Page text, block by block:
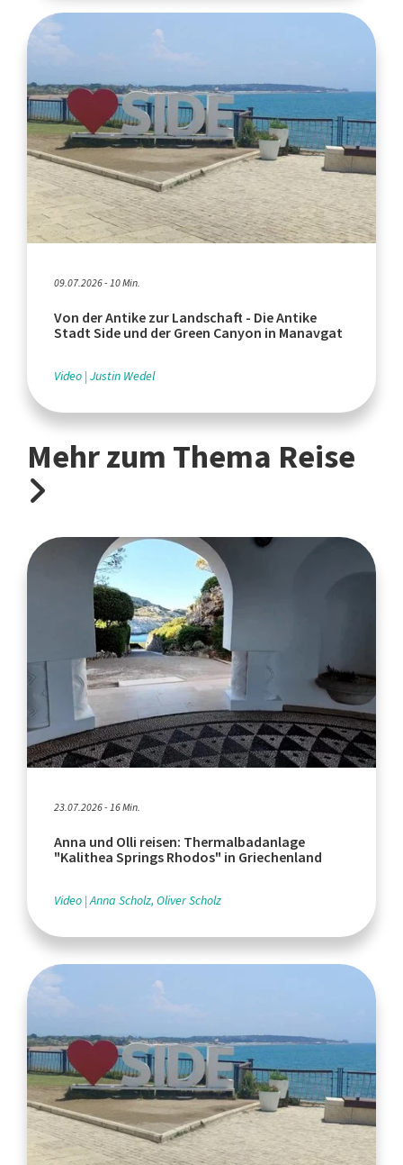
09.07.2026 - 10 Min.
Von der Antike zur Landschaft - Die Antike
Stadt Side und der Green Canyon in Manavgat
Video Justin Wedel
Mehr zum Thema Reise
23.07.2026 - 16 Min.
Anna und Olli reisen: Thermalbadanlage
"Kalithea Springs Rhodos" in Griechenland
Video Anna Scholz, Oliver Scholz